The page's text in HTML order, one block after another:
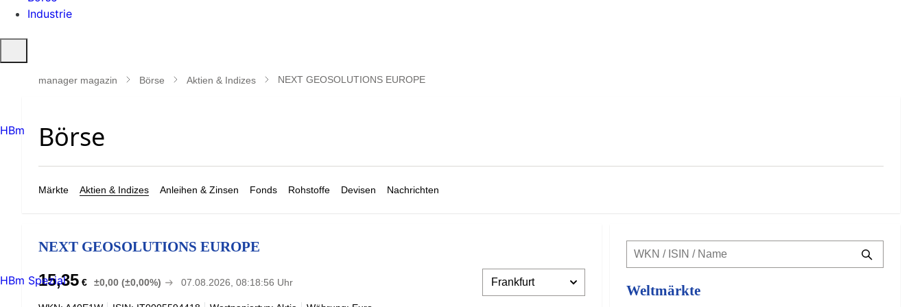
Industrie
öffnen
manager magazin Börse Aktien & Indizes NEXT GEOSOLUTIONS EUROPE
Märkte Aktien & Indizes Anleihen & Zinsen Fonds Rohstoffe Devisen Nachrichten
NEXT GEOSOLUTIONS EUROPE
15,35 € ±0,00 (±0,00%) 07.08.2026, 08:18:56 Uhr
Weltmärkte
HBm
HBm Spezial